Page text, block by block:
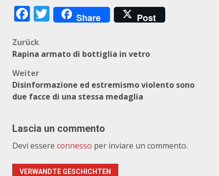
Facebook
Twitter
Share Post
Beitragsnavigation
Zurück
Rapina armato di bottiglia in vetro
Weiter
Disinformazione ed estremismo violento sono
due facce di una stessa medaglia
Lascia un commento
Devi essere connesso per inviare un commento.
VERWANDTE GESCHICHTEN